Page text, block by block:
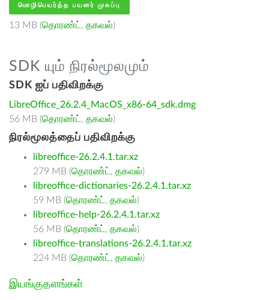
மொழிபெயர்த்த பயனர் முகப்பு
13 MB (தொரண்ட் , தகவல்)
SDK யும் நிரல்மூலமும்
SDK ஐப் பதிவிறக்கு
LibreOffice_26.2.4_MacOS_x86-64_sdk.dmg
56 MB (தொரண்ட் , தகவல்)
நிரல்மூலத்தைப் பதிவிறக்கு
libreoffice-26.2.4.1.tar.xz
279 MB (தொரண்ட் , தகவல்)
libreoffice-dictionaries-26.2.4.1.tar.xz
59 MB (தொரண்ட் , தகவல்)
libreoffice-help-26.2.4.1.tar.xz
56 MB (தொரண்ட் , தகவல்)
libreoffice-translations-26.2.4.1.tar.xz
224 MB (தொரண்ட் , தகவல்)
இயங்குதளங்கள்